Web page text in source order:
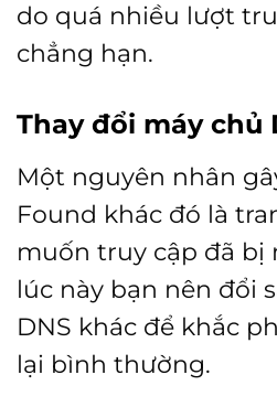
do quá nhiều lượt
chẳng hạn.
Thay đổi máy chủ
Một nguyên nhân
Found khác đó là
muốn truy cập đã bị
lúc này bạn nên đổi
DNS khác để khắc
lại bình thường.